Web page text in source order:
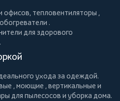
офисов, тепловентиляторы ,
.
для здорового
ухода за одеждой.
,моющие ,вертикальные и
для пылесосов и уборка дома.